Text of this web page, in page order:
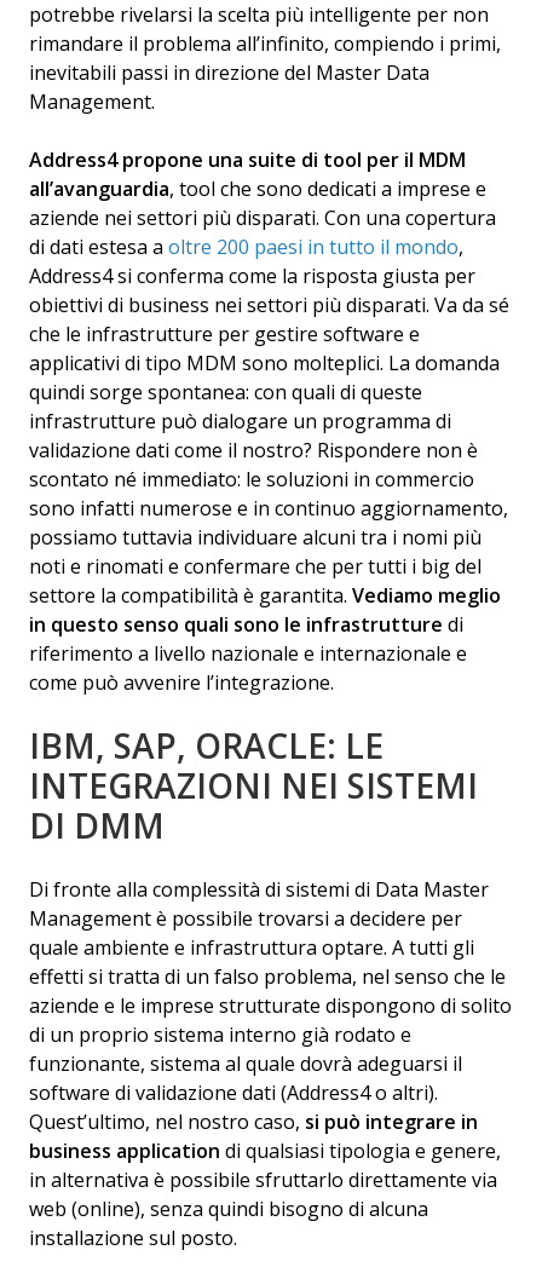
potrebbe rivelarsi la scelta più intelligente per non
rimandare il problema all’infinito, compiendo i primi,
inevitabili passi in direzione del Master Data
Management.
Address4 propone una suite di tool per il MDM
all’avanguardia, tool che sono dedicati a imprese e
aziende nei settori più disparati. Con una copertura
di dati estesa a oltre 200 paesi in tutto il mondo,
Address4 si conferma come la risposta giusta per
obiettivi di business nei settori più disparati. Va da sé
che le infrastrutture per gestire software e
applicativi di tipo MDM sono molteplici. La domanda
quindi sorge spontanea: con quali di queste
infrastrutture può dialogare un programma di
validazione dati come il nostro? Rispondere non è
scontato né immediato: le soluzioni in commercio
sono infatti numerose e in continuo aggiornamento,
possiamo tuttavia individuare alcuni tra i nomi più
noti e rinomati e confermare che per tutti i big del
settore la compatibilità è garantita. Vediamo meglio
in questo senso quali sono le infrastrutture di
riferimento a livello nazionale e internazionale e
come può avvenire l’integrazione.
IBM, SAP, ORACLE: LE
INTEGRAZIONI NEI SISTEMI
DI DMM
Di fronte alla complessità di sistemi di Data Master
Management è possibile trovarsi a decidere per
quale ambiente e infrastruttura optare. A tutti gli
effetti si tratta di un falso problema, nel senso che le
aziende e le imprese strutturate dispongono di solito
di un proprio sistema interno già rodato e
funzionante, sistema al quale dovrà adeguarsi il
software di validazione dati (Address4 o altri).
Quest’ultimo, nel nostro caso, si può integrare in
business application di qualsiasi tipologia e genere,
in alternativa è possibile sfruttarlo direttamente via
web (online), senza quindi bisogno di alcuna
installazione sul posto.